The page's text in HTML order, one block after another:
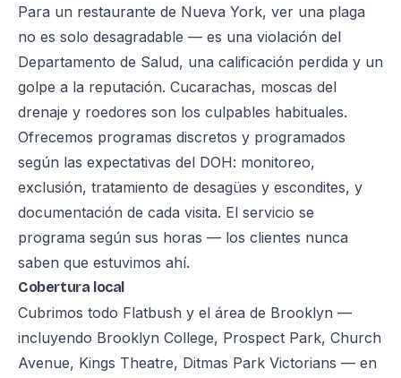
Para un restaurante de Nueva York, ver una plaga
no es solo desagradable — es una violación del
Departamento de Salud, una calificación perdida y un
golpe a la reputación. Cucarachas, moscas del
drenaje y roedores son los culpables habituales.
Ofrecemos programas discretos y programados
según las expectativas del DOH: monitoreo,
exclusión, tratamiento de desagües y escondites, y
documentación de cada visita. El servicio se
programa según sus horas — los clientes nunca
saben que estuvimos ahí.
Cobertura local
Cubrimos todo Flatbush y el área de Brooklyn —
incluyendo Brooklyn College, Prospect Park, Church
Avenue, Kings Theatre, Ditmas Park Victorians — en